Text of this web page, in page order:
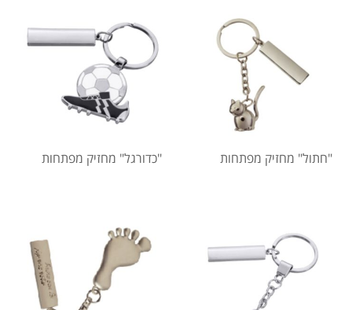
"חתול" מחזיק מפתחות "כדורגל" מחזיק מפתחות